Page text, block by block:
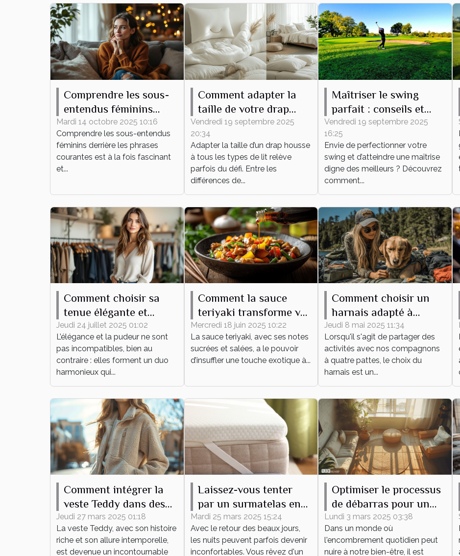
Comprendre les sous-
entendus féminins
derrière les phrases
courantes
Mardi 14 octobre 2025 10:16
Comprendre les sous-entendus
féminins derrière les phrases
courantes est à la fois fascinant
et...
Comment adapter la
taille de votre drap
housse à tout type de
lit ?
Vendredi 19 septembre 2025
20:34
Adapter la taille d’un drap housse
à tous les types de lit relève
parfois du défi. Entre les
différences de...
Maîtriser le swing
parfait : conseils et
techniques
Vendredi 19 septembre 2025
16:25
Envie de perfectionner votre
swing et d’atteindre une maîtrise
digne des meilleurs ? Découvrez
comment...
Comment choisir sa
tenue élégante et
pudique pour tout
événement ?
Jeudi 24 juillet 2025 01:02
L’élégance et la pudeur ne sont
pas incompatibles, bien au
contraire : elles forment un duo
harmonieux qui...
Comment la sauce
teriyaki transforme vos
plats du quotidien
Mercredi 18 juin 2025 10:22
La sauce teriyaki, avec ses notes
sucrées et salées, a le pouvoir
d’insuffler une touche exotique à...
Comment choisir un
harnais adapté à
différentes activités
canines
Jeudi 8 mai 2025 11:34
Lorsqu'il s'agit de partager des
activités avec nos compagnons
à quatre pattes, le choix du
harnais est un...
Comment intégrer la
veste Teddy dans des
tenues quotidiennes
Jeudi 27 mars 2025 01:18
La veste Teddy, avec son histoire
riche et son allure intemporelle,
est devenue un incontournable
Laissez-vous tenter
par un surmatelas en
laine mérinos, même en
été !
Mardi 25 mars 2025 15:24
Avec le retour des beaux jours,
les nuits peuvent parfois devenir
inconfortables. Vous rêvez d'un
Optimiser le processus
de débarras pour un
espace épuré et
fonctionnel
Lundi 3 mars 2025 03:38
Dans un monde où
l'encombrement quotidien peut
nuire à notre bien-être, il est